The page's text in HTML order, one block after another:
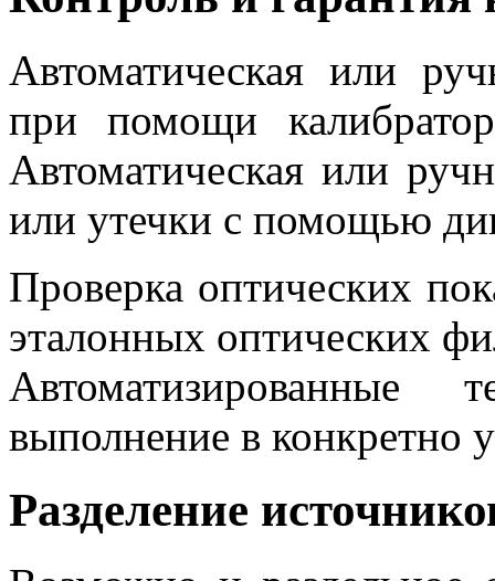
Автоматическая или
при помощи
Автоматическая или
или утечки с помощью
Проверка оптических
эталонных оптических
Автоматизированные
выполнение в конкретно
Разделение